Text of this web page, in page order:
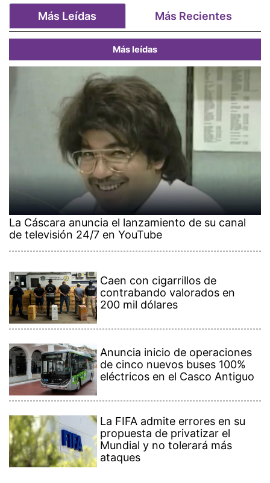
Más Leídas Más Recientes
Más leídas
La Cáscara anuncia el lanzamiento de su canal
de televisión 24/7 en YouTube
Caen con cigarrillos de
contrabando valorados en
200 mil dólares
Anuncia inicio de operaciones
de cinco nuevos buses 100%
eléctricos en el Casco Antiguo
La FIFA admite errores en su
propuesta de privatizar el
Mundial y no tolerará más
ataques